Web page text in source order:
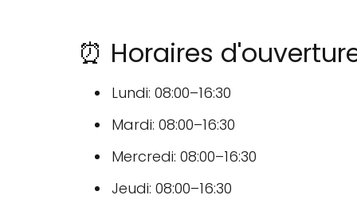
⏰ Horaires
Lundi: 08:00–16:30
Mardi: 08:00–16:30
Mercredi: 08:00–16:30
Jeudi: 08:00–16:30